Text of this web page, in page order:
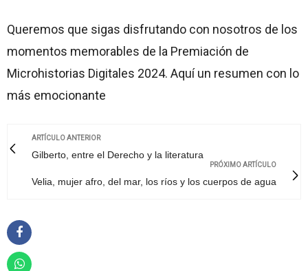
Queremos que sigas disfrutando con nosotros de los
momentos memorables de la Premiación de
Microhistorias Digitales 2024. Aquí un resumen con lo
más emocionante
ARTÍCULO ANTERIOR
Gilberto, entre el Derecho y la literatura
PRÓXIMO ARTÍCULO
Velia, mujer afro, del mar, los ríos y los cuerpos de agua